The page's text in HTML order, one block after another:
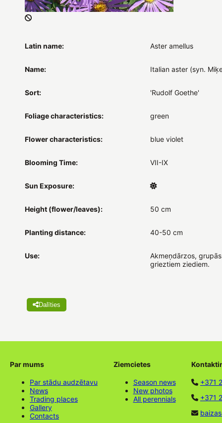
Latin name: Aster amellus
Name: Italian aster (syn.
Sort: 'Rudolf Goethe'
Foliage characteristics: green
Flower characteristics: blue violet
Blooming Time: VII-IX
Sun Exposure:
Height (flower/leaves): 50 cm
Planting distance: 40-50 cm
Use:
Akmeņdārzos,
grieztiem ziediem.
Dalīties
Par mums
Par stādu audzētavu
News
Trading places
Gallery
Contacts
Ziemcietes
Season news
New photos
All perennials
+371
+371